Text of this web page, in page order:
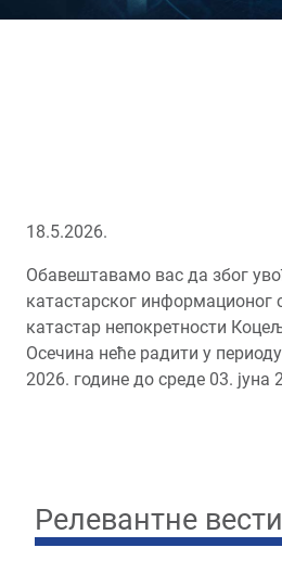
18.5.2026.
Обавештавамо вас да због
катастарског информационог
катастар непокретности
Осечина неће радити у
2026. године до среде 03. јуна
Релевантне вести